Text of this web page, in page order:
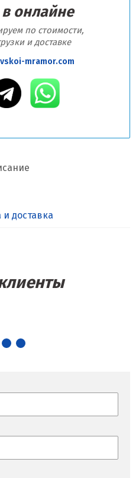
онлайне
по стоимости,
и доставке
mramor.com
и доставка